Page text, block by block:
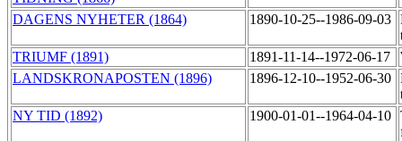
DAGENS NYHETER (1864) 1890-10-25--1986-09-03
TRIUMF (1891)
1891-11-14--1972-06-17
LANDSKRONAPOSTEN (1896)
1896-12-10--1952-06-30
NY TID (1892)
1900-01-01--1964-04-10